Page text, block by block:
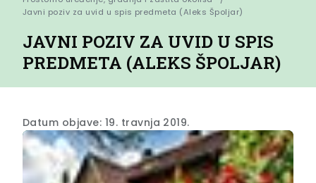
Javni poziv za uvid u spis predmeta (Aleks Špoljar)
JAVNI POZIV ZA UVID U SPIS
PREDMETA (ALEKS ŠPOLJAR)
Datum objave: 19. travnja 2019.